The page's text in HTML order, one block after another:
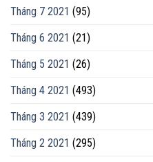
Tháng 7 2021 (95)
Tháng 6 2021 (21)
Tháng 5 2021 (26)
Tháng 4 2021 (493)
Tháng 3 2021 (439)
Tháng 2 2021 (295)